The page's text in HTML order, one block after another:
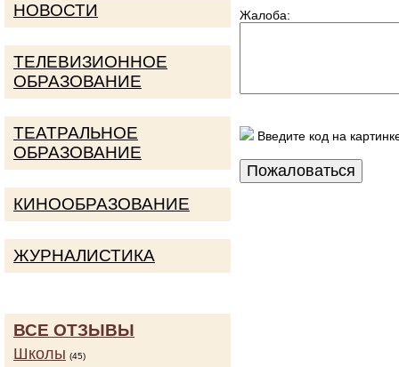
Жалоба:
Введите код на
НОВОСТИ
ТЕЛЕВИЗИОННОЕ
ОБРАЗОВАНИЕ
ТЕАТРАЛЬНОЕ
ОБРАЗОВАНИЕ
КИНООБРАЗОВАНИЕ
ЖУРНАЛИСТИКА
ВСЕ ОТЗЫВЫ
Школы (45)